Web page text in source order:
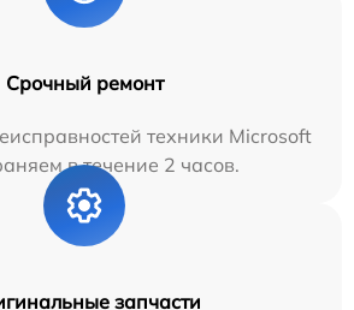
Срочный ремонт
техники Microsoft
в течение 2 часов.
запчасти